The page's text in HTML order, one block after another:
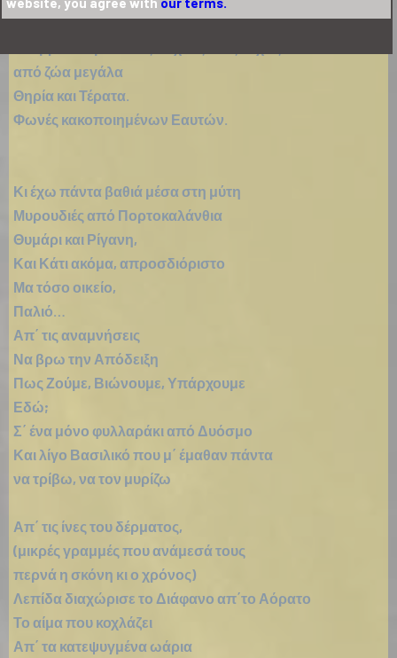
Λαβύρινθοι, χαμένοι μέσα τους, χωρίς κουβάρια.
από ζώα μεγάλα
Θηρία και Τέρατα.
Φωνές κακοποιημένων Εαυτών.
Κι έχω πάντα βαθιά μέσα στη μύτη
Μυρουδιές από Πορτοκαλάνθια
Θυμάρι και Ρίγανη,
Και Κάτι ακόμα, απροσδιόριστο
Μα τόσο οικείο,
Παλιό…
Απ΄ τις αναμνήσεις
Να βρω την Απόδειξη
Πως Ζούμε, Βιώνουμε, Υπάρχουμε
Εδώ;
Σ΄ ένα μόνο φυλλαράκι από Δυόσμο
Και λίγο Βασιλικό που μ΄ έμαθαν πάντα
να τρίβω, να τον μυρίζω
Απ΄ τις ίνες του δέρματος,
(μικρές γραμμές που ανάμεσά τους
περνά η σκόνη κι ο χρόνος)
Λεπίδα διαχώρισε το Διάφανο απ΄το Αόρατο
Το αίμα που κοχλάζει
Απ΄ τα κατεψυγμένα ωάρια